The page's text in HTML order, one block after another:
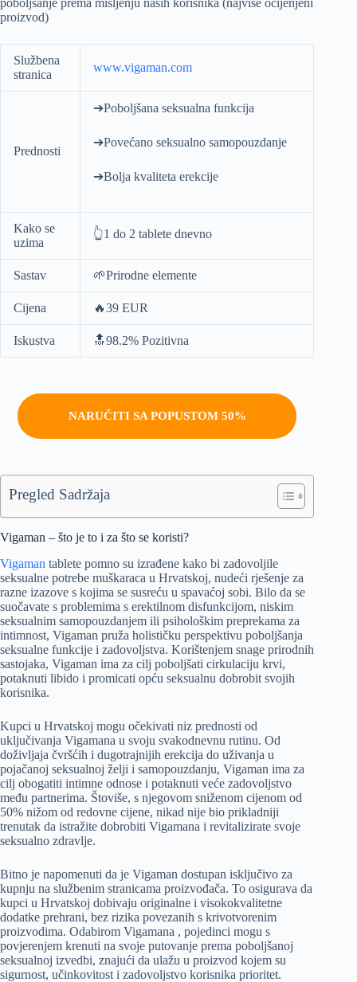
proizvod)
Službena
stranica
www.vigaman.com
Prednosti
➔Poboljšana seksualna funkcija
➔Povećano seksualno samopouzdanje
➔Bolja kvaliteta erekcije
Kako se
uzima
👆1 do 2 tablete dnevno
Sastav 🌱Prirodne elemente
Cijena 🔥39 EUR
Iskustva 🔝98.2% Pozitivna
NARUČITI SA POPUSTOM 50%
Pregled Sadržaja
Vigaman – što je to i za što se koristi?
Vigaman tablete pomno su izrađene kako bi zadovoljile
seksualne potrebe muškaraca u Hrvatskoj, nudeći rješenje za
razne izazove s kojima se susreću u spavaćoj sobi. Bilo da se
suočavate s problemima s erektilnom disfunkcijom, niskim
seksualnim samopouzdanjem ili psihološkim preprekama za
intimnost, Vigaman pruža holističku perspektivu poboljšanja
seksualne funkcije i zadovoljstva. Korištenjem snage prirodnih
sastojaka, Vigaman ima za cilj poboljšati cirkulaciju krvi,
potaknuti libido i promicati opću seksualnu dobrobit svojih
korisnika.
Kupci u Hrvatskoj mogu očekivati niz prednosti od
uključivanja Vigamana u svoju svakodnevnu rutinu. Od
doživljaja čvršćih i dugotrajnijih erekcija do uživanja u
pojačanoj seksualnoj želji i samopouzdanju, Vigaman ima za
cilj obogatiti intimne odnose i potaknuti veće zadovoljstvo
među partnerima. Štoviše, s njegovom sniženom cijenom od
50% nižom od redovne cijene, nikad nije bio prikladniji
trenutak da istražite dobrobiti Vigamana i revitalizirate svoje
seksualno zdravlje.
Bitno je napomenuti da je Vigaman dostupan isključivo za
kupnju na službenim stranicama proizvođača. To osigurava da
kupci u Hrvatskoj dobivaju originalne i visokokvalitetne
dodatke prehrani, bez rizika povezanih s krivotvorenim
proizvodima. Odabirom Vigamana , pojedinci mogu s
povjerenjem krenuti na svoje putovanje prema poboljšanoj
seksualnoj izvedbi, znajući da ulažu u proizvod kojem su
sigurnost, učinkovitost i zadovoljstvo korisnika prioritet.